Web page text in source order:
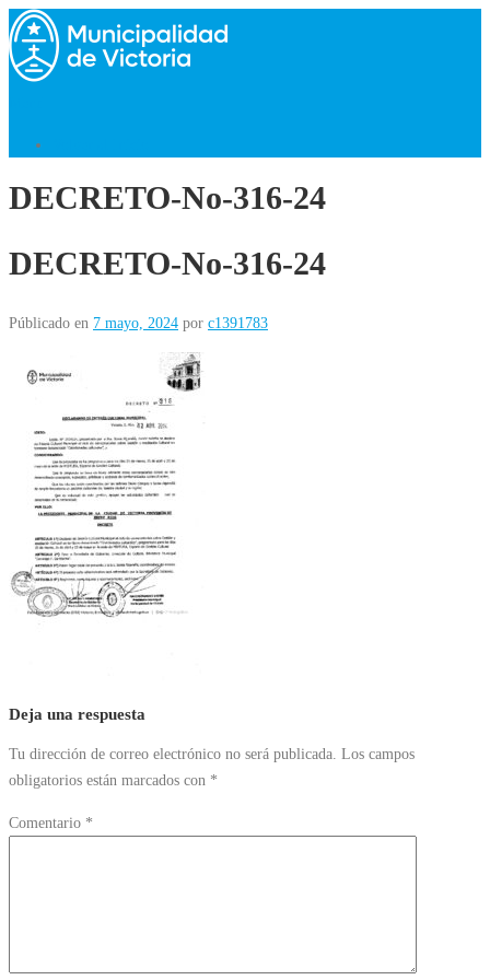
Saltar
al
contenido
DECRETO-No-316-24
DECRETO-No-316-24
Públicado en 7 mayo, 2024 por c1391783
Deja una respuesta
Tu dirección de correo electrónico no será publicada. Los campos
obligatorios están marcados con *
Comentario *